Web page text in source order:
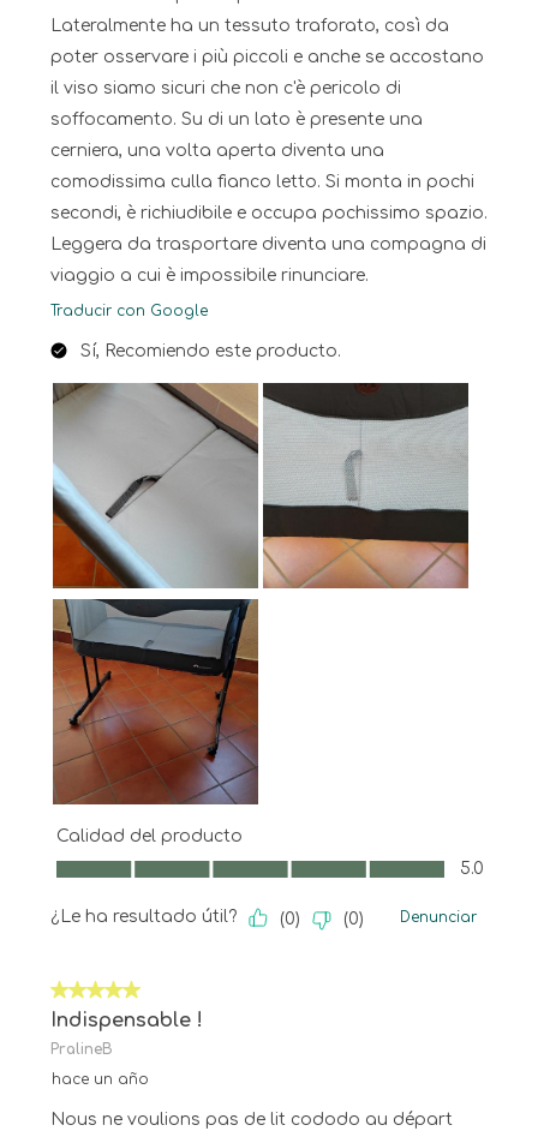
Lateralmente ha un tessuto traforato, così da
poter osservare i più piccoli e anche se accostano
il viso siamo sicuri che non c'è pericolo di
soffocamento. Su di un lato è presente una
cerniera, una volta aperta diventa una
comodissima culla fianco letto. Si monta in pochi
secondi, è richiudibile e occupa pochissimo spazio.
Leggera da trasportare diventa una compagna di
viaggio a cui è impossibile rinunciare.
Traducir con Google
Sí, Recomiendo este producto.
Calidad del producto
Calidad del producto, 5.0 de 5
5.0
¿Le ha resultado útil? (0) (0) Denunciar
5 de 5 estrellas.
Indispensable !
PralineB
hace un año
Nous ne voulions pas de lit cododo au départ